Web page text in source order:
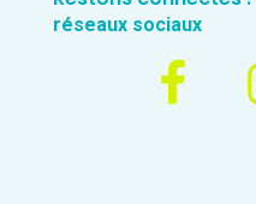
réseaux sociaux